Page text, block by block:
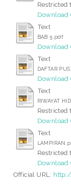
Restricted
Download
Text
BAB 5.pdf
Download
Text
DAFTAR
Download
Text
RIWAYAT
Restricted
Download
Text
Restricted
Download
Official URL: